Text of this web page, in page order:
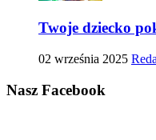
Twoje dziecko
02 września 2025
Nasz Facebook